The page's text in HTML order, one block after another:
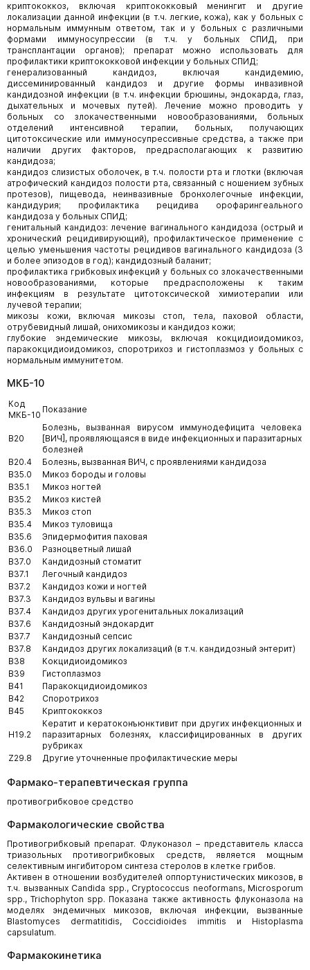
криптококкоз, включая криптококковый менингит и другие
локализации данной инфекции (в т.ч. легкие, кожа), как у больных с
нормальным иммунным ответом, так и у больных с различными
формами иммуносупрессии (в т.ч. у больных СПИД, при
трансплантации органов); препарат можно использовать для
профилактики криптококковой инфекции у больных СПИД;
генерализованный кандидоз, включая кандидемию,
диссеминированный кандидоз и другие формы инвазивной
кандидозной инфекции (в т.ч. инфекции брюшины, эндокарда, глаз,
дыхательных и мочевых путей). Лечение можно проводить у
больных со злокачественными новообразованиями, больных
отделений интенсивной терапии, больных, получающих
цитотоксические или иммуносупрессивные средства, а также при
наличии других факторов, предрасполагающих к развитию
кандидоза;
кандидоз слизистых оболочек, в т.ч. полости рта и глотки (включая
атрофический кандидоз полости рта, связанный с ношением зубных
протезов), пищевода, неинвазивные бронхолегочные инфекции,
кандидурия; профилактика рецидива орофарингеального
кандидоза у больных СПИД;
генитальный кандидоз: лечение вагинального кандидоза (острый и
хронический рецидивирующий), профилактическое применение с
целью уменьшения частоты рецидивов вагинального кандидоза (3
и более эпизодов в год); кандидозный баланит;
профилактика грибковых инфекций у больных со злокачественными
новообразованиями, которые предрасположены к таким
инфекциям в результате цитотоксической химиотерапии или
лучевой терапии;
микозы кожи, включая микозы стоп, тела, паховой области,
отрубевидный лишай, онихомикозы и кандидоз кожи;
глубокие эндемические микозы, включая кокцидиоидомикоз,
паракокцидиоидомикоз, споротрихоз и гистоплазмоз у больных с
нормальным иммунитетом.
МКБ-10
Код
МКБ-10
Показание
B20
Болезнь, вызванная вирусом иммунодефицита человека
[ВИЧ], проявляющаяся в виде инфекционных и паразитарных
болезней
B20.4
Болезнь, вызванная ВИЧ, с проявлениями кандидоза
B35.0
Микоз бороды и головы
B35.1
Микоз ногтей
B35.2
Микоз кистей
B35.3
Микоз стоп
B35.4
Микоз туловища
B35.6
Эпидермофития паховая
B36.0
Разноцветный лишай
B37.0
Кандидозный стоматит
B37.1
Легочный кандидоз
B37.2
Кандидоз кожи и ногтей
B37.3
Кандидоз вульвы и вагины
B37.4
Кандидоз других урогенитальных локализаций
B37.6
Кандидозный эндокардит
B37.7
Кандидозный сепсис
B37.8
Кандидоз других локализаций (в т.ч. кандидозный энтерит)
B38
Кокцидиоидомикоз
B39
Гистоплазмоз
B41
Паракокцидиоидомикоз
B42
Споротрихоз
B45
Криптококкоз
H19.2
Кератит и кератоконъюнктивит при других инфекционных и
паразитарных болезнях, классифицированных в других
рубриках
Z29.8
Другие уточненные профилактические меры
Фармако-терапевтическая группа
противогрибковое средство
Фармакологические свойства
Противогрибковый препарат. Флуконазол – представитель класса
триазольных противогрибковых средств, является мощным
селективным ингибитором синтеза стеролов в клетке грибов.
Активен в отношении возбудителей оппортунистических микозов, в
т.ч. вызванных Candida spp., Cryptococcus neoformans, Microsporum
spp., Trichophyton spp. Показана также активность флуконазола на
моделях эндемичных микозов, включая инфекции, вызванные
Blastomyces dermatitidis, Coccidioides immitis и Histoplasma
capsulatum.
Фармакокинетика